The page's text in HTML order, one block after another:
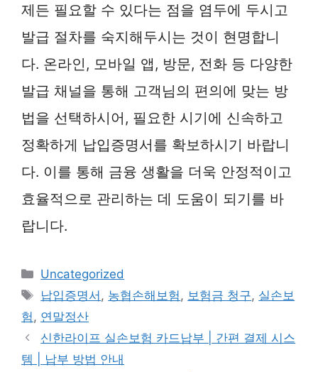
제든 필요할 수 있다는 점을 염두에 두시고
발급 절차를 숙지해두시는 것이 현명합니
다. 온라인, 모바일 앱, 방문, 전화 등 다양한
발급 채널을 통해 고객님의 편의에 맞는 방
법을 선택하시어, 필요한 시기에 신속하고
정확하게 납입증명서를 확보하시기 바랍니
다. 이를 통해 금융 생활을 더욱 안정적이고
효율적으로 관리하는 데 도움이 되기를 바
랍니다.
카
테
고
리
Uncategorized
태
그
납입증명서 , 농협손해보험 , 보험금 청구, 실손보
험 , 연말정산
신한라이프 실손보험 카드납부 | 간편 결제 시스
템 | 납부 방법 안내